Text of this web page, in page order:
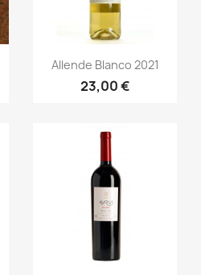
Aperçu rapide
Allende Blanco 2021
23,00 €